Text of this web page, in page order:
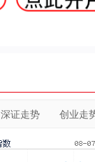
深证走势 创业走